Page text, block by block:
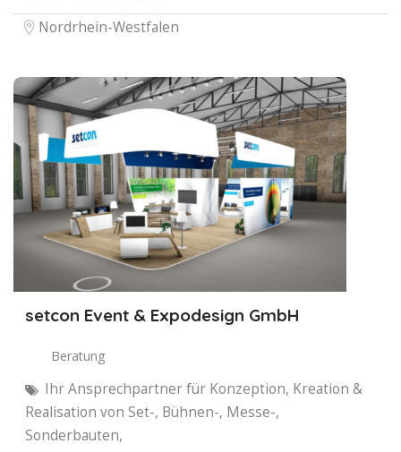
Nordrhein-Westfalen
setcon Event & Expodesign GmbH
Beratung
Ihr Ansprechpartner für Konzeption, Kreation &
Realisation von Set-, Bühnen-, Messe-,
Sonderbauten,